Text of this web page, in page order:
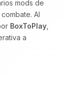
mods de
Al
BoxToPlay
a